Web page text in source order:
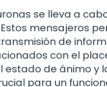
se lleva a
mensajeros
de
con el
de ánimo y
para un